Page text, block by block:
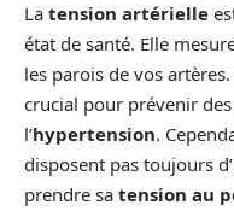
La tension artérielle
état de santé. Elle
les parois de vos
crucial pour prévenir
l’hypertension.
disposent pas toujours
prendre sa tension au